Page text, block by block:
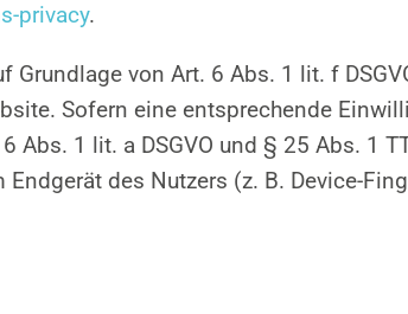
privacy.
Grundlage von Art. 6 Abs. 1 lit. f
Sofern eine entsprechende
Abs. 1 lit. a DSGVO und § 25 Abs. 1
des Nutzers (z. B. Device-